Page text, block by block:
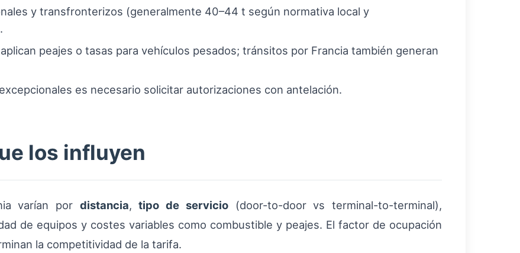
y transfronterizos (generalmente 40–44 t según normativa local y
peajes o tasas para vehículos pesados; tránsitos por Francia también generan
es necesario solicitar autorizaciones con antelación.
los influyen
varían por distancia,tipo de servicio(door-to-door vs terminal-to-terminal),
de equipos y costes variables como combustible y peajes. El factor de ocupación
la competitividad de la tarifa.